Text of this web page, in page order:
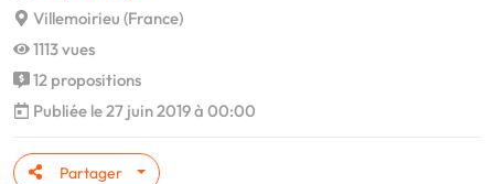
Villemoirieu (France)
1113 vues
12 propositions
Publiée le 27 juin 2019 à 00:00
Partager